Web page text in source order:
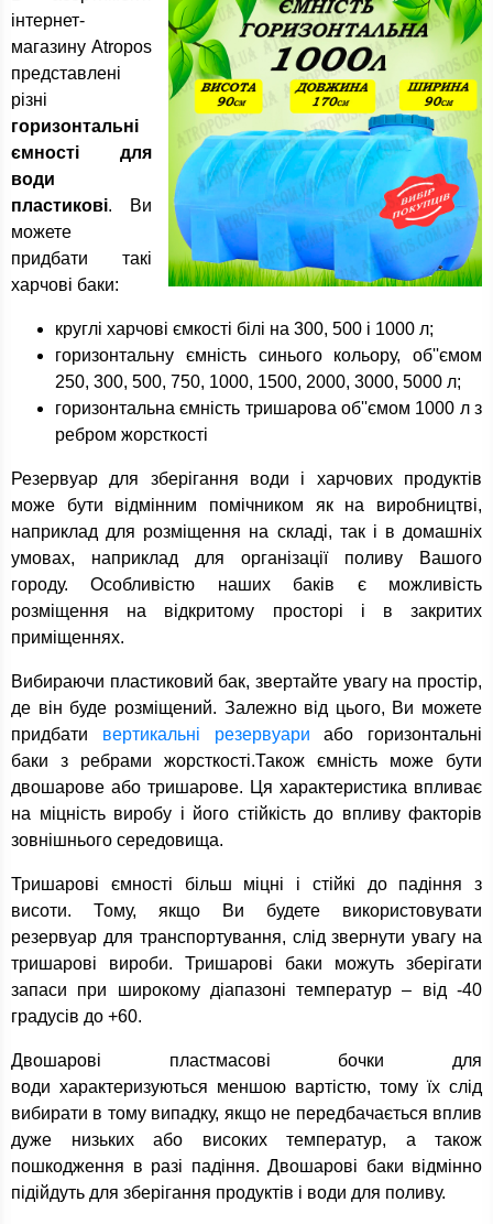
інтернет-
магазину Atropos
представлені
різні
горизонтальні
ємності для
води
пластикові. Ви
можете
придбати такі
харчові баки:
круглі харчові ємкості білі на 300, 500 і 1000 л;
горизонтальну ємність синього кольору, об''ємом
250, 300, 500, 750, 1000, 1500, 2000, 3000, 5000 л;
горизонтальна ємність тришарова об''ємом 1000 л з
ребром жорсткості
Резервуар для зберігання води і харчових продуктів
може бути відмінним помічником як на виробництві,
наприклад для розміщення на складі, так і в домашніх
умовах, наприклад для організації поливу Вашого
городу. Особливістю наших баків є можливість
розміщення на відкритому просторі і в закритих
приміщеннях.
Вибираючи пластиковий бак, звертайте увагу на простір,
де він буде розміщений. Залежно від цього, Ви можете
придбати вертикальні резервуари або горизонтальні
баки з ребрами жорсткості.Також ємність може бути
двошарове або тришарове. Ця характеристика впливає
на міцність виробу і його стійкість до впливу факторів
зовнішнього середовища.
Тришарові ємності більш міцні і стійкі до падіння з
висоти. Тому, якщо Ви будете використовувати
резервуар для транспортування, слід звернути увагу на
тришарові вироби. Тришарові баки можуть зберігати
запаси при широкому діапазоні температур – від -40
градусів до +60.
Двошарові пластмасові бочки для
води характеризуються меншою вартістю, тому їх слід
вибирати в тому випадку, якщо не передбачається вплив
дуже низьких або високих температур, а також
пошкодження в разі падіння. Двошарові баки відмінно
підійдуть для зберігання продуктів і води для поливу.